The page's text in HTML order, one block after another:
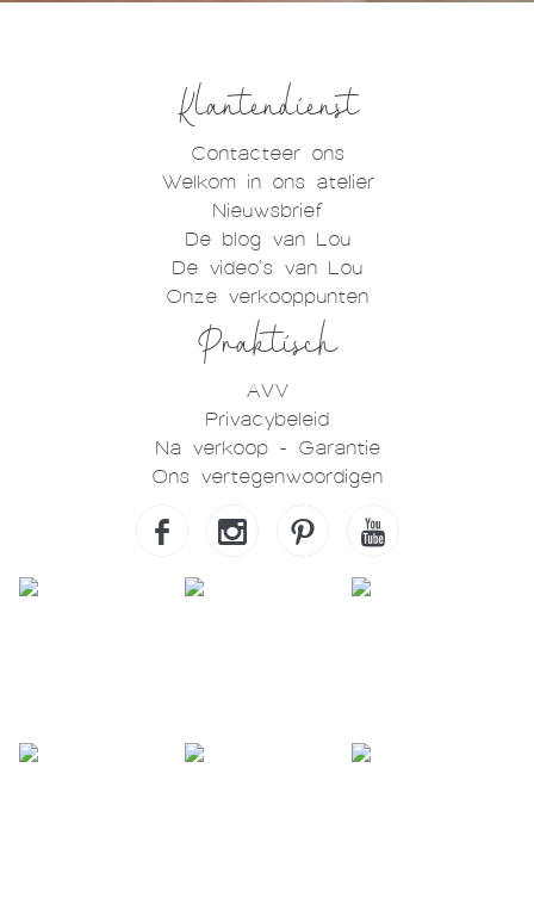
Klantendienst
Contacteer ons
Welkom in ons atelier
Nieuwsbrief
De blog van Lou
De video's van Lou
Onze verkooppunten
Praktisch
AVV
Privacybeleid
Na verkoop - Garantie
Ons vertegenwoordigen